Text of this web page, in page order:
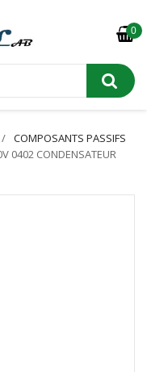
0
COMPOSANTS PASSIFS
0402 CONDENSATEUR